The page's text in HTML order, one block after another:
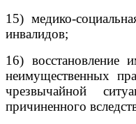
15) медико-
инвалидов;
16) восстановление
неимущественных
чрезвычайной
причиненного